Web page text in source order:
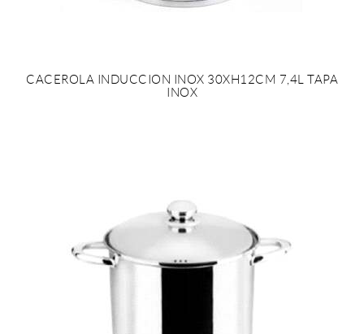
CACEROLA INDUCCION INOX 30XH12CM 7,4L TAPA
INOX